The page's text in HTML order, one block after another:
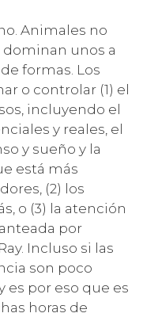
Animales no
unos a
formas. Los
o controlar (1) el
incluyendo el
y reales, el
y sueño y la
está más
(2) los
o (3) la atención
por
Incluso si las
son poco
es por eso que es
horas de